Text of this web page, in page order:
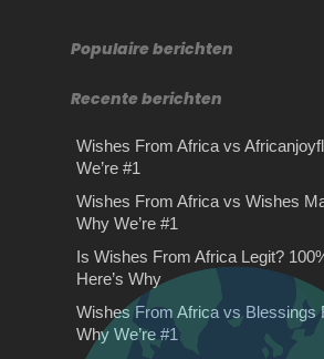
auto te koop welke kan
goud! Je zou denken dat de
Oude manieren van
beveiligen die nog
van pas komen
Oude beveiligingsmethoden
steeds relevant. De
technologie heeft zijn
Wishes From Africa
Reviews – 100%
Wishes From Africa
Populaire berichten
Recente berichten
Wishes From Africa vs
We’re #1
Wishes From Africa vs Wishes
Why We’re #1
Is Wishes From Africa Legit?
Here’s Why
Wishes From Africa vs Blessings
Why We’re #1